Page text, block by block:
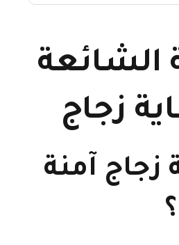
الشائعة
زجاج
زجاج آمنة